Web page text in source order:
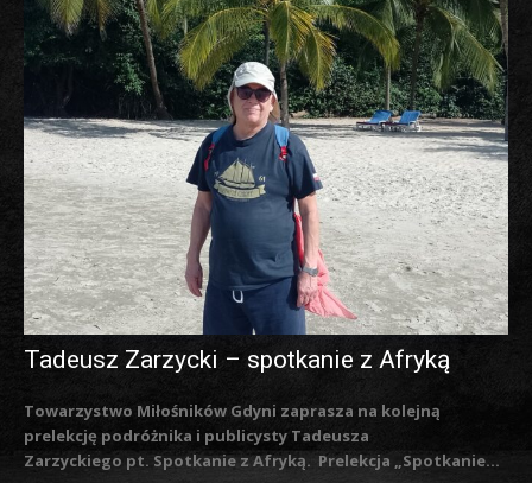
Tadeusz Zarzycki – spotkanie z Afryką
Towarzystwo Miłośników Gdyni zaprasza na kolejną
prelekcję podróżnika i publicysty Tadeusza
Zarzyckiego pt. Spotkanie z Afryką. Prelekcja „Spotkanie...